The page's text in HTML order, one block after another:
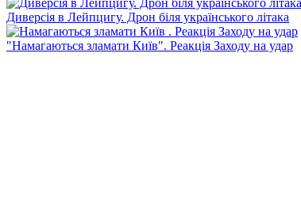
Диверсія в Лейпцигу. Дрон біля українського літака
"Намагаються зламати Київ". Реакція Заходу на удар